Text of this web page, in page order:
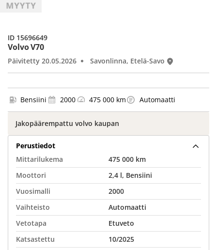
Volvo V70
Päivitetty 20.05.2026 Savonlinna, Etelä-Savo
ID 15696649
Bensiini 2000 475 000 km Automaatti
Jakopäärempattu volvo kaupan
Perustiedot
Mittarilukema
475 000 km
Moottori
2,4 l, Bensiini
Vuosimalli
2000
Vaihteisto
Automaatti
Vetotapa
Etuveto
Katsastettu
10/2025